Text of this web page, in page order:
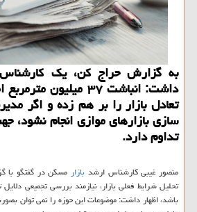
به گزارش حراج کن، یک کارشناس
داشت: انباشت ۳۷ میلیون
تعادل بازار را بر هم زده و اگر
سازی بازارهای موازی انجام
تداوم دارد.
منصور غیبی کارشناس ارشد بازارمسکن در گفتگو با
تحلیل شرایط فعلی بازار، نیازمند بررسی تجمیعی دلایل
باشد، اظهار داشت: موضوعات این حوزه را نمی توان